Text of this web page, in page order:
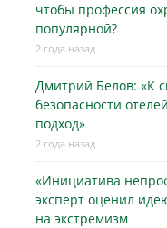
чтобы профессия
популярной?
2 года назад
Дмитрий Белов: «К
безопасности
подход»
2 года назад
«Инициатива
эксперт оценил
на экстремизм